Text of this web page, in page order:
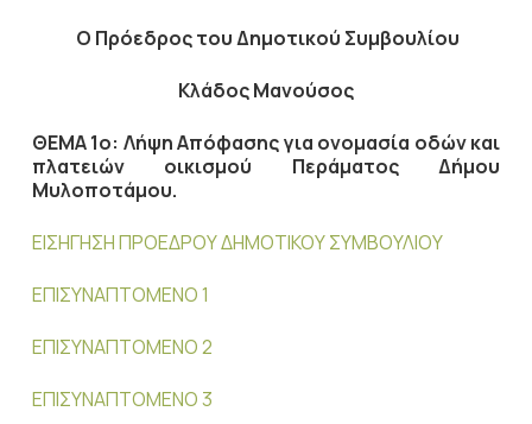
Ο Πρόεδρος του Δημοτικού Συμβουλίου
Κλάδος Μανούσος
ΘΕΜΑ 1ο: Λήψη Απόφασης για ονομασία οδών και
πλατειών οικισμού Περάματος Δήμου
Μυλοποτάμου.
ΕΙΣΗΓΗΣΗ ΠΡΟΕΔΡΟΥ ΔΗΜΟΤΙΚΟΥ ΣΥΜΒΟΥΛΙΟΥ
ΕΠΙΣΥΝΑΠΤΟΜΕΝΟ 1
ΕΠΙΣΥΝΑΠΤΟΜΕΝΟ 2
ΕΠΙΣΥΝΑΠΤΟΜΕΝΟ 3